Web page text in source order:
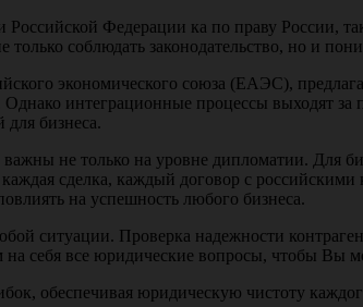
Российской Федерации ка по праву России,
соблюдать законодательство, но и
экономического союза (ЕАЭС),
интеграционные процессы выходят
бизнеса.
не только на уровне дипломатии. Для
сделка, каждый договор с
на успешность любого бизнеса.
ситуации. Проверка надежности
себя все юридические вопросы, чтобы Вы
обеспечивая юридическую чистоту